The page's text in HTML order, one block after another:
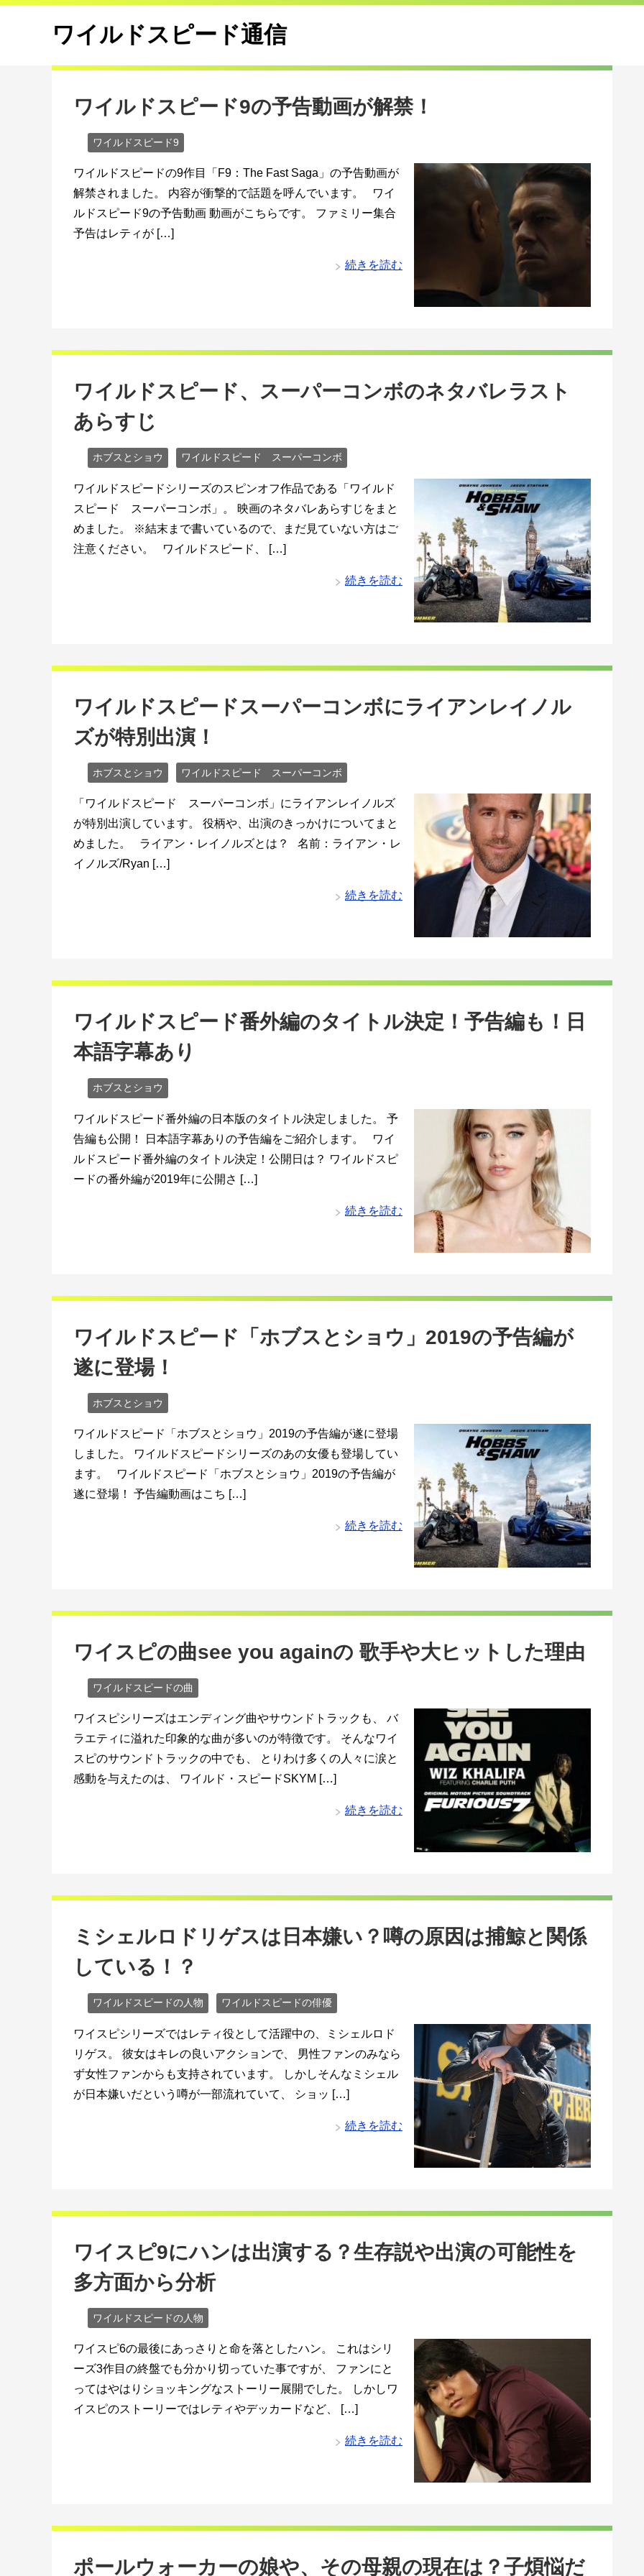
ワイルドスピード通信
ワイルドスピード9の予告動画が解禁！
ワイルドスピード9
ワイルドスピードの9作目「F9：The Fast Saga」の予告動画が
解禁されました。 内容が衝撃的で話題を呼んでいます。 ワイ
ルドスピード9の予告動画 動画がこちらです。 ファミリー集合
予告はレティが […]
続きを読む
ワイルドスピード、スーパーコンボのネタバレラスト
あらすじ
ホブスとショウ ワイルドスピード スーパーコンボ
ワイルドスピードシリーズのスピンオフ作品である「ワイルド
スピード スーパーコンボ」。 映画のネタバレあらすじをまと
めました。 ※結末まで書いているので、まだ見ていない方はご
注意ください。 ワイルドスピード、 […]
続きを読む
ワイルドスピードスーパーコンボにライアンレイノル
ズが特別出演！
ホブスとショウ ワイルドスピード スーパーコンボ
「ワイルドスピード スーパーコンボ」にライアンレイノルズ
が特別出演しています。 役柄や、出演のきっかけについてまと
めました。 ライアン・レイノルズとは？ 名前：ライアン・レ
イノルズ/Ryan […]
続きを読む
ワイルドスピード番外編のタイトル決定！予告編も！日
本語字幕あり
ホブスとショウ
ワイルドスピード番外編の日本版のタイトル決定しました。 予
告編も公開！ 日本語字幕ありの予告編をご紹介します。 ワイ
ルドスピード番外編のタイトル決定！公開日は？ ワイルドスピ
ードの番外編が2019年に公開さ […]
続きを読む
ワイルドスピード「ホブスとショウ」2019の予告編が
遂に登場！
ホブスとショウ
ワイルドスピード「ホブスとショウ」2019の予告編が遂に登場
しました。 ワイルドスピードシリーズのあの女優も登場してい
ます。 ワイルドスピード「ホブスとショウ」2019の予告編が
遂に登場！ 予告編動画はこち […]
続きを読む
ワイスピの曲see you againの 歌手や大ヒットした理由
ワイルドスピードの曲
ワイスピシリーズはエンディング曲やサウンドトラックも、 バ
ラエティに溢れた印象的な曲が多いのが特徴です。 そんなワイ
スピのサウンドトラックの中でも、 とりわけ多くの人々に涙と
感動を与えたのは、 ワイルド・スピードSKYM […]
続きを読む
ミシェルロドリゲスは日本嫌い？噂の原因は捕鯨と関係
している！？
ワイルドスピードの人物 ワイルドスピードの俳優
ワイスピシリーズではレティ役として活躍中の、ミシェルロド
リゲス。 彼女はキレの良いアクションで、 男性ファンのみなら
ず女性ファンからも支持されています。 しかしそんなミシェル
が日本嫌いだという噂が一部流れていて、 ショッ […]
続きを読む
ワイスピ9にハンは出演する？生存説や出演の可能性を
多方面から分析
ワイルドスピードの人物
ワイスピ6の最後にあっさりと命を落としたハン。 これはシリ
ーズ3作目の終盤でも分かり切っていた事ですが、 ファンにと
ってはやはりショッキングなストーリー展開でした。 しかしワ
イスピのストーリーではレティやデッカードなど、 […]
続きを読む
ポールウォーカーの娘や、その母親の現在は？子煩悩だ